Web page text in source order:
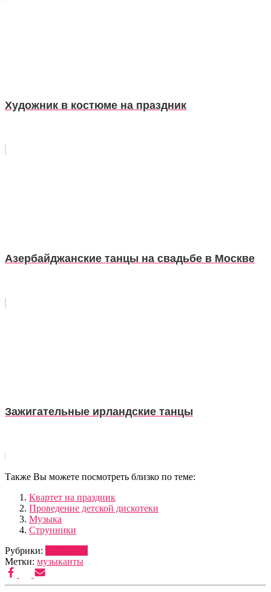
Художник в костюме на праздник
Азербайджанские танцы на свадьбе в Москве
Зажигательные ирландские танцы
Также Вы можете посмотреть близко по теме:
Квартет на праздник
Проведение детской дискотеки
Музыка
Струнники
Рубрики:
Метки: музыканты